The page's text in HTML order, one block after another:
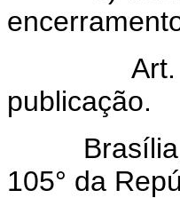
Art. 11.
publicação.
Brasília,
105° da